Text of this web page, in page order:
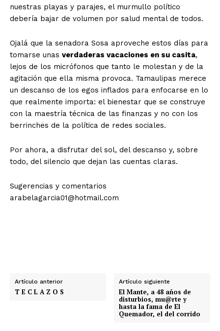
nuestras playas y parajes, el murmullo político
debería bajar de volumen por salud mental de todos.
Ojalá que la senadora Sosa aproveche estos días para
tomarse unas verdaderas vacaciones en su casita,
lejos de los micrófonos que tanto le molestan y de la
agitación que ella misma provoca. Tamaulipas merece
un descanso de los egos inflados para enfocarse en lo
que realmente importa: el bienestar que se construye
con la maestría técnica de las finanzas y no con los
berrinches de la política de redes sociales.
Por ahora, a disfrutar del sol, del descanso y, sobre
todo, del silencio que dejan las cuentas claras.
Sugerencias y comentarios
arabelagarcia01@hotmail.com
Artículo anterior
T E C L A Z O S
Artículo siguiente
El Mante, a 48 años de
disturbios, mu@rte y
hasta la fama de El
Quemador, el del corrido